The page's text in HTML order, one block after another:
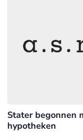
Stater begonnen
hypotheken